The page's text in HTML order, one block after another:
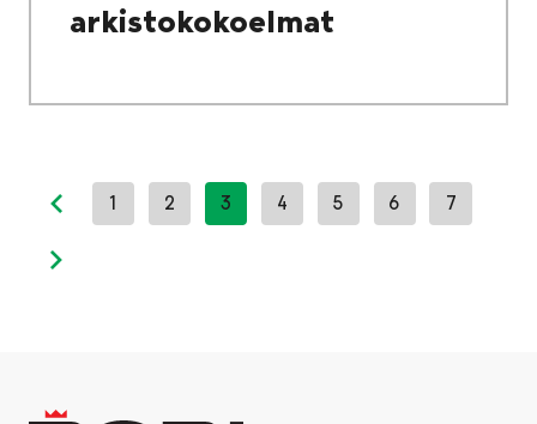
arkistokokoelmat
Previous page
1 2 3 4 5 6 7